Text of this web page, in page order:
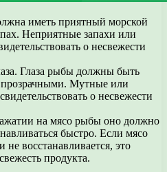
иметь приятный морской
Неприятные запахи или
о несвежести
Глаза рыбы должны быть
Мутные или
о несвежести
на мясо рыбы оно должно
быстро. Если мясо
не восстанавливается, это
продукта.